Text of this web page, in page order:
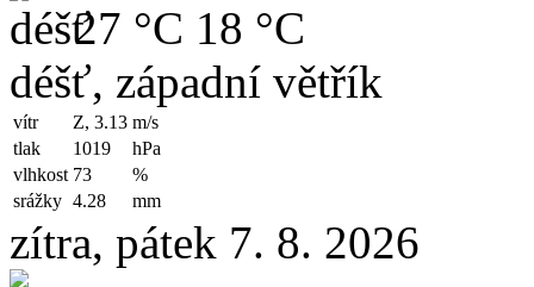
27 °C 18 °C
déšť, západní větřík
vítr Z, 3.13 m/s
tlak
1019
hPa
vlhkost 73
%
srážky 4.28 mm
zítra, pátek 7. 8. 2026